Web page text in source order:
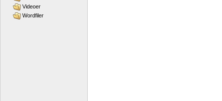
Videoer
Wordfiler